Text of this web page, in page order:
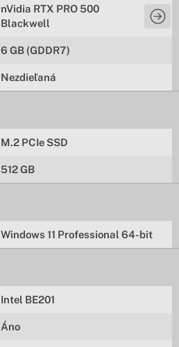
nVidia RTX PRO 500
Blackwell
6 GB (GDDR7)
Nezdieľaná
M.2 PCIe SSD
512 GB
Windows 11 Professional 64-bit
Intel BE201
Áno